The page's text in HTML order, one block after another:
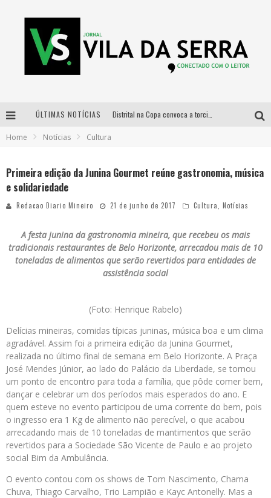
ÚLTIMAS NOTÍCIAS
Home Notícias Cultura
Primeira edição da Junina Gourmet reúne gastronomia, música
e solidariedade
Redacao Diario Mineiro 21 de junho de 2017 Cultura Notícias
A festa junina da gastronomia mineira, que recebeu os mais
tradicionais restaurantes de Belo Horizonte, arrecadou mais de 10
toneladas de alimentos que serão revertidos para entidades de
assistência social
(Foto: Henrique Rabelo)
Delícias mineiras, comidas típicas juninas, música boa e um clima
agradável. Assim foi a primeira edição da Junina Gourmet,
realizada no último final de semana em Belo Horizonte. A Praça
José Mendes Júnior, ao lado do Palácio da Liberdade, se tornou
um ponto de encontro para toda a família, que pôde comer bem,
dançar e celebrar um dos períodos mais esperados do ano. E
quem esteve no evento participou de uma corrente do bem, pois
o ingresso era 1 Kg de alimento não perecível, o que acabou
arrecadando mais de 10 toneladas de mantimentos que serão
revertidos para a Sociedade São Vicente de Paulo e ao projeto
social Bim da Ambulância.
O evento contou com os shows de Tom Nascimento, Chama
Chuva, Thiago Carvalho, Trio Lampião e Kayc Antonelly. Mas a